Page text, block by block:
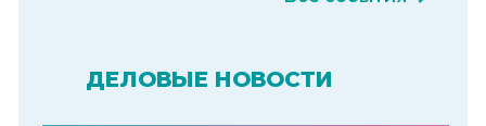
ДЕЛОВЫЕ НОВОСТИ